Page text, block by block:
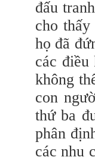
đấu
cho
họ đã
các điều
không
con
thứ ba
phân
các nhu